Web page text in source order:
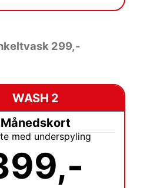
299,-
WASH 2
Månedskort
med underspyling